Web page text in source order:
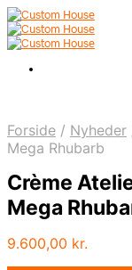
Forside / Nyheder
Mega Rhubarb
Crème
Mega
9.600,00 kr.